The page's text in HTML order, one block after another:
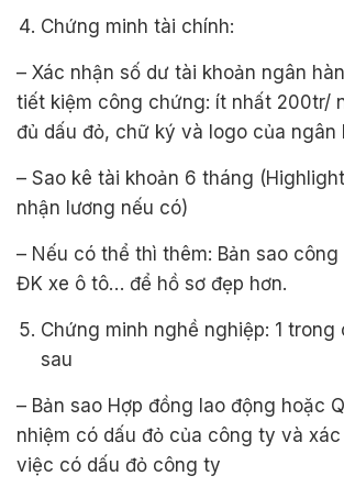
Chứng minh tài chính:
– Xác nhận số dư tài khoản ngân
tiết kiệm công chứng: ít nhất 200tr/
đủ dấu đỏ, chữ ký và logo của ngân
– Sao kê tài khoản 6 tháng
nhận lương nếu có)
– Nếu có thể thì thêm: Bản sao
ĐK xe ô tô… để hồ sơ đẹp hơn.
Chứng minh nghề nghiệp: 1
sau
– Bản sao Hợp đồng lao động hoặc
nhiệm có dấu đỏ của công ty và
việc có dấu đỏ công ty